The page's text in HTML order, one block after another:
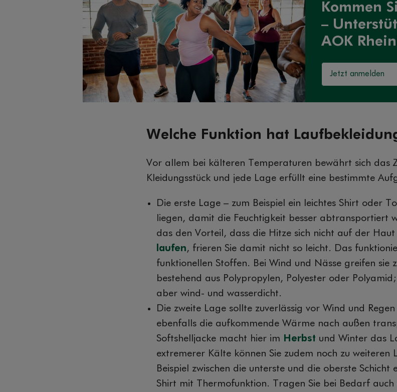
Kommen
–
AOK
Jetzt anmelden
Welche Funktion hat
Vor allem bei kälteren Temperaturen bewährt sich das
Kleidungsstück und jede Lage erfüllt eine bestimmte
Die erste Lage – zum Beispiel ein leichtes Shirt oder
liegen, damit die Feuchtigkeit besser abtransportiert
das den Vorteil, dass die Hitze sich nicht auf der Haut
laufen, frieren Sie damit nicht so leicht. Das
funktionellen Stoffen. Bei Wind und Nässe greifen sie
bestehend aus Polypropylen, Polyester oder
aber wind- und wasserdicht.
Die zweite Lage sollte zuverlässig vor Wind und
ebenfalls die aufkommende Wärme nach außen
Softshelljacke macht hier im Herbst und Winter das
extremerer Kälte können Sie zudem noch zu weiteren
Beispiel zwischen die unterste und die oberste
Shirt mit Thermofunktion. Tragen Sie bei Bedarf auch